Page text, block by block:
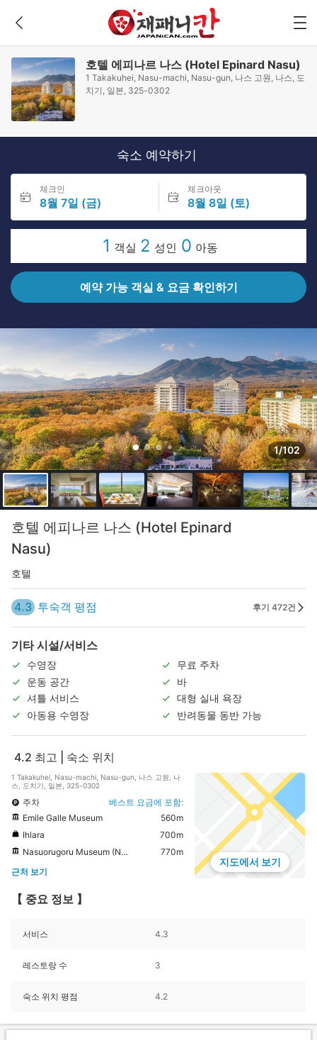
호텔 에피나르 나스 (Hotel Epinard Nasu)
1 Takakuhei, Nasu-machi, Nasu-gun, 나스 고원, 나스, 도
치기, 일본, 325-0302
숙소 예약하기
체크인
8월 7일 (금)
체크아웃
8월 8일 (토)
1 객실 2 성인 0 아동
예약 가능 객실 & 요금 확인하기
1/102
호텔 에피나르 나스 (Hotel Epinard
Nasu)
호텔
4.3 투숙객 평점 후기 472건
기타 시설/서비스
수영장
무료 주차
운동 공간
바
셔틀 서비스
대형 실내 욕장
아동용 수영장
반려동물 동반 가능
4.2 최고 | 숙소 위치
1 Takakuhei, Nasu-machi, Nasu-gun, 나스 고원, 나
스, 도치기, 일본, 325-0302
주차
베스트 요금에 포함:
Emile Galle Museum
560m
Ihlara
700m
Nasuorugoru Museum (Nasu Music Box)
770m
근처 보기
지도에서 보기
【 중요 정보 】
서비스 4.3
레스토랑 수 3
숙소 위치 평점 4.2